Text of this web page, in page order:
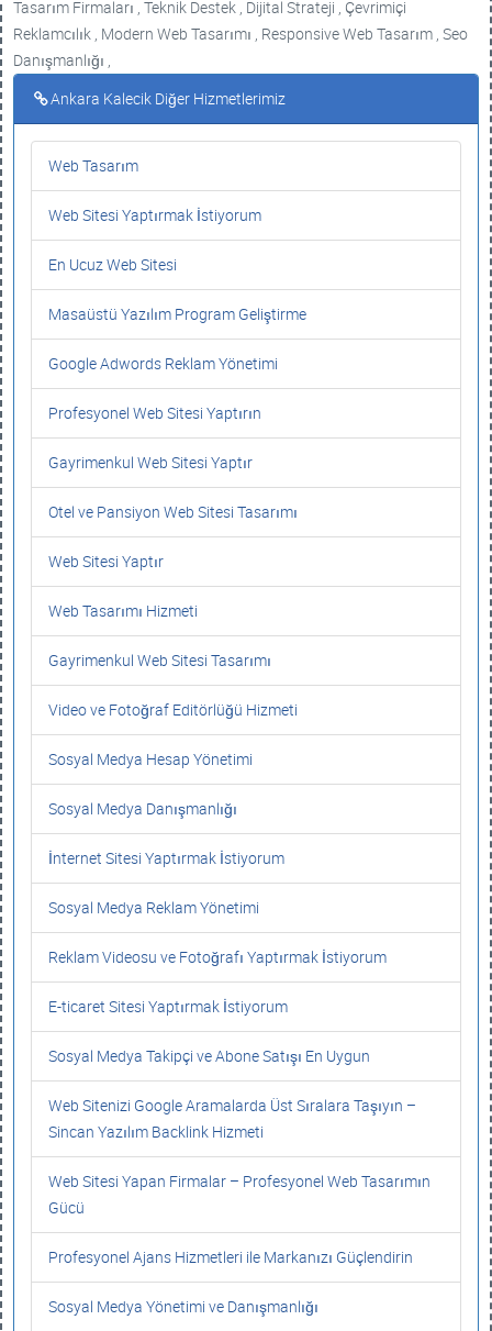
Tasarım Firmaları , Teknik Destek , Dijital Strateji , Çevrimiçi
Reklamcılık , Modern Web Tasarımı , Responsive Web Tasarım , Seo
Danışmanlığı ,
Ankara Kalecik Diğer Hizmetlerimiz
Web Tasarım
Web Sitesi Yaptırmak İstiyorum
En Ucuz Web Sitesi
Masaüstü Yazılım Program Geliştirme
Google Adwords Reklam Yönetimi
Profesyonel Web Sitesi Yaptırın
Gayrimenkul Web Sitesi Yaptır
Otel ve Pansiyon Web Sitesi Tasarımı
Web Sitesi Yaptır
Web Tasarımı Hizmeti
Gayrimenkul Web Sitesi Tasarımı
Video ve Fotoğraf Editörlüğü Hizmeti
Sosyal Medya Hesap Yönetimi
Sosyal Medya Danışmanlığı
İnternet Sitesi Yaptırmak İstiyorum
Sosyal Medya Reklam Yönetimi
Reklam Videosu ve Fotoğrafı Yaptırmak İstiyorum
E-ticaret Sitesi Yaptırmak İstiyorum
Sosyal Medya Takipçi ve Abone Satışı En Uygun
Web Sitenizi Google Aramalarda Üst Sıralara Taşıyın –
Sincan Yazılım Backlink Hizmeti
Web Sitesi Yapan Firmalar – Profesyonel Web Tasarımın
Gücü
Profesyonel Ajans Hizmetleri ile Markanızı Güçlendirin
Sosyal Medya Yönetimi ve Danışmanlığı